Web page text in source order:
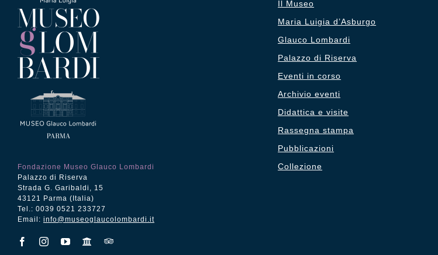
Fondazione Museo Glauco Lombardi
Palazzo di Riserva
Strada G. Garibaldi, 15
43121 Parma (Italia)
Tel.: 0039 0521 233727
Email: info@museoglaucolombardi.it
Il Museo
Maria Luigia d’Asburgo
Glauco Lombardi
Palazzo di Riserva
Eventi in corso
Archivio eventi
Didattica e visite
Rassegna stampa
Pubblicazioni
Collezione